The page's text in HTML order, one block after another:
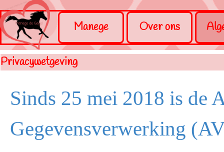
Ga naar de inhoud
Menu overslaan
Manege Over ons
Privacywetgeving
Sinds 25 mei 2018 is de
Gegevensverwerking